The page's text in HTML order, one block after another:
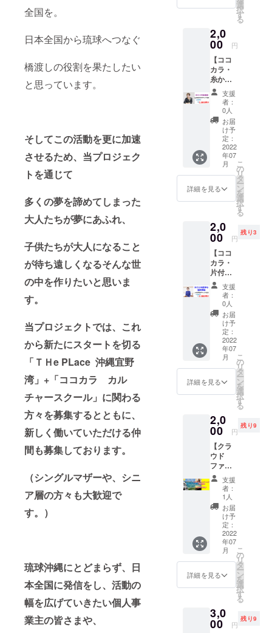
全国を。
日本全国から琉球へつなぐ
橋渡しの役割を果たしたい
と思っています。
そしてこの活動を更に加速
させるため、当プロジェク
トを通じて
多くの夢を諦めてしまった
大人たちが夢にあふれ、
子供たちが大人になること
が待ち遠しくなるそんな世
の中を作りたいと思いま
す。
当プロジェクトでは、これ
から新たにスタートを切る
「ＴＨe PLace 沖縄宜野
湾」+「ココカラ カル
チャースクール」に関わる
方々を募集するとともに、
新しく働いていただける仲
間も募集しております。
（シングルマザーや、シニ
ア層の方々も大歓迎で
す。）
琉球沖縄にとどまらず、日
本全国に発信をし、活動の
幅を広げていきたい個人事
業主の皆さまや、
にてお
送りま
『曼荼
ング初
級講
座』
1,100円
(税込)+
コワー
キング
スペー
スやカ
ル
チャー
スクー
ルに使
えるチ
ケット
1,000円
分付き
で受け
られま
選
択
す
る
2,0
00 円
【ココ
カラ・
糸かけ
初級講
座+チ
ケット
1,000円
分】 糸
かけ
師・愛
さんの
『糸か
け初級
講座』
2,200円
キング
スペー
スやカ
ル
チャー
スクー
ルに使
えるチ
ケット
1,000円
分付き
3,300円
相当が
2,000円
で受け
られま
す。 ※
料費が
別途
かかり
ます。
支援
者：
0人
お届
け予
定：
2022
年07
月
詳細を見る
こ
の
リ
タ
ー
ン
を
選
択
す
る
2,0
00 円
残り3
【ココ
カラ・
片付け
の簡単
な秘訣
講座+チ
ケット
1,000円
分】 片
付けコ
ンサル
タン
ト・森
門鮎美
さんの
単な秘
訣講
座』
2,200円
(税込)+
コワー
キング
スペー
スやカ
ル
チャー
スクー
ルに使
えるチ
ケット
1,000円
分付き
で受け
られま
支援
者：
0人
お届
け予
定：
2022
年07
月
詳細を見る
こ
の
リ
タ
ー
ン
を
選
択
す
る
2,0
00 円
残り9
【クラ
ウド
ファン
ディン
グ体験
発表質
問会
&1,000
円商品
券セッ
ト】
支援
者：
1人
お届
け予
定：
2022
年07
月
詳細を見る
こ
の
リ
タ
ー
ン
を
選
択
す
る
3,0
00 円
残り9